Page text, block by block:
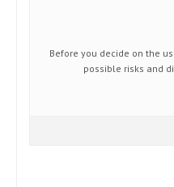
Before you decide on the
possible risks and